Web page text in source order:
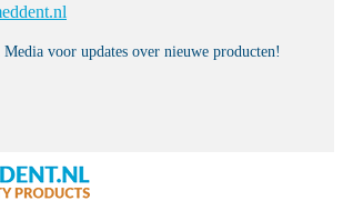
voor updates over nieuwe producten!